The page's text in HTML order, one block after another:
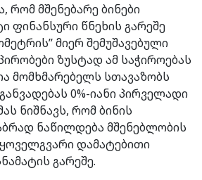
რომ მშენებარე ბინები
ფინანსური წნეხის გარეშე
მიერ შემუშავებული
ზუსტად ამ საჭიროებას
მომხმარებელს სთავაზობს
0%-იანი პირველადი
ნიშნავს, რომ ბინის
ნაწილდება მშენებლობის
დამატებითი
გარეშე.